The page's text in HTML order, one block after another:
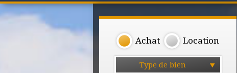
Achat Location
Type de bien